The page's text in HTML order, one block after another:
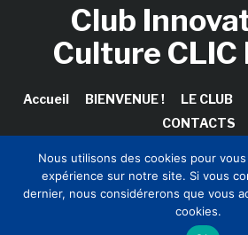
Club
Culture CLIC
Accueil BIENVENUE ! LE CLUB
CONTACTS
Copyright © 2026 Club Innovation &
Sinapses Conseils
Nous utilisons des cookies pour
expérience sur notre site. Si vous
dernier, nous considérerons que vous
cookies.